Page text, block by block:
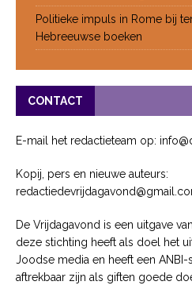
Politieke impuls in Rome bij
Hebreeuwse boeken
CONTACT
E-mail het redactieteam op:
Kopij, pers en nieuwe auteurs:
De Vrijdagavond is een uitgave
deze stichting heeft als doel het
Joodse media en heeft een
aftrekbaar zijn als giften goede